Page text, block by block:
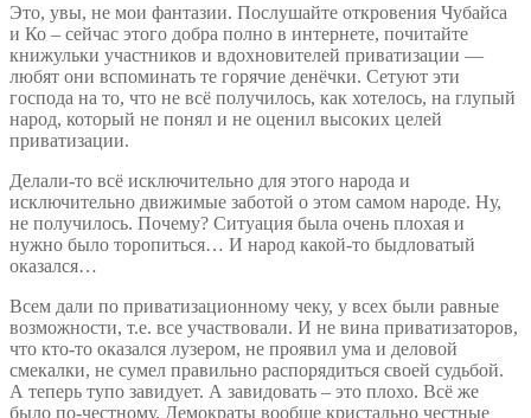
Это, увы, не мои фантазии. Послушайте откровения Чубайса
и Ко – сейчас этого добра полно в интернете, почитайте
книжульки участников и вдохновителей приватизации —
любят они вспоминать те горячие денёчки. Сетуют эти
господа на то, что не всё получилось, как хотелось, на глупый
народ, который не понял и не оценил высоких целей
приватизации.
Делали-то всё исключительно для этого народа и
исключительно движимые заботой о этом самом народе. Ну,
не получилось. Почему? Ситуация была очень плохая и
нужно было торопиться… И народ какой-то быдловатый
оказался…
Всем дали по приватизационному чеку, у всех были равные
возможности, т.е. все участвовали. И не вина приватизаторов,
что кто-то оказался лузером, не проявил ума и деловой
смекалки, не сумел правильно распорядиться своей судьбой.
А теперь тупо завидует. А завидовать – это плохо. Всё же
было по-честному. Демократы вообще кристально честные